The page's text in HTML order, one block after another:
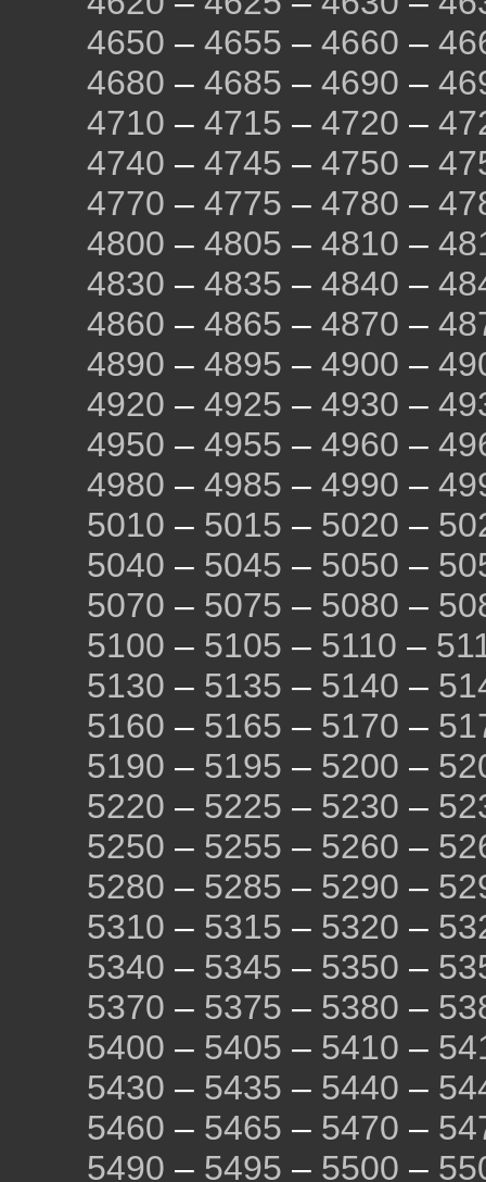
4650 – 4655 – 4660 –
4680 – 4685 – 4690 –
4710 – 4715 – 4720 –
4740 – 4745 – 4750 –
4770 – 4775 – 4780 –
4800 – 4805 – 4810 –
4830 – 4835 – 4840 –
4860 – 4865 – 4870 –
4890 – 4895 – 4900 –
4920 – 4925 – 4930 –
4950 – 4955 – 4960 –
4980 – 4985 – 4990 –
5010 – 5015 – 5020 –
5040 – 5045 – 5050 –
5070 – 5075 – 5080 –
5100 – 5105 – 5110 –
5130 – 5135 – 5140 –
5160 – 5165 – 5170 –
5190 – 5195 – 5200 –
5220 – 5225 – 5230 –
5250 – 5255 – 5260 –
5280 – 5285 – 5290 –
5310 – 5315 – 5320 –
5340 – 5345 – 5350 –
5370 – 5375 – 5380 –
5400 – 5405 – 5410 –
5430 – 5435 – 5440 –
5460 – 5465 – 5470 –
5490 – 5495 – 5500 –